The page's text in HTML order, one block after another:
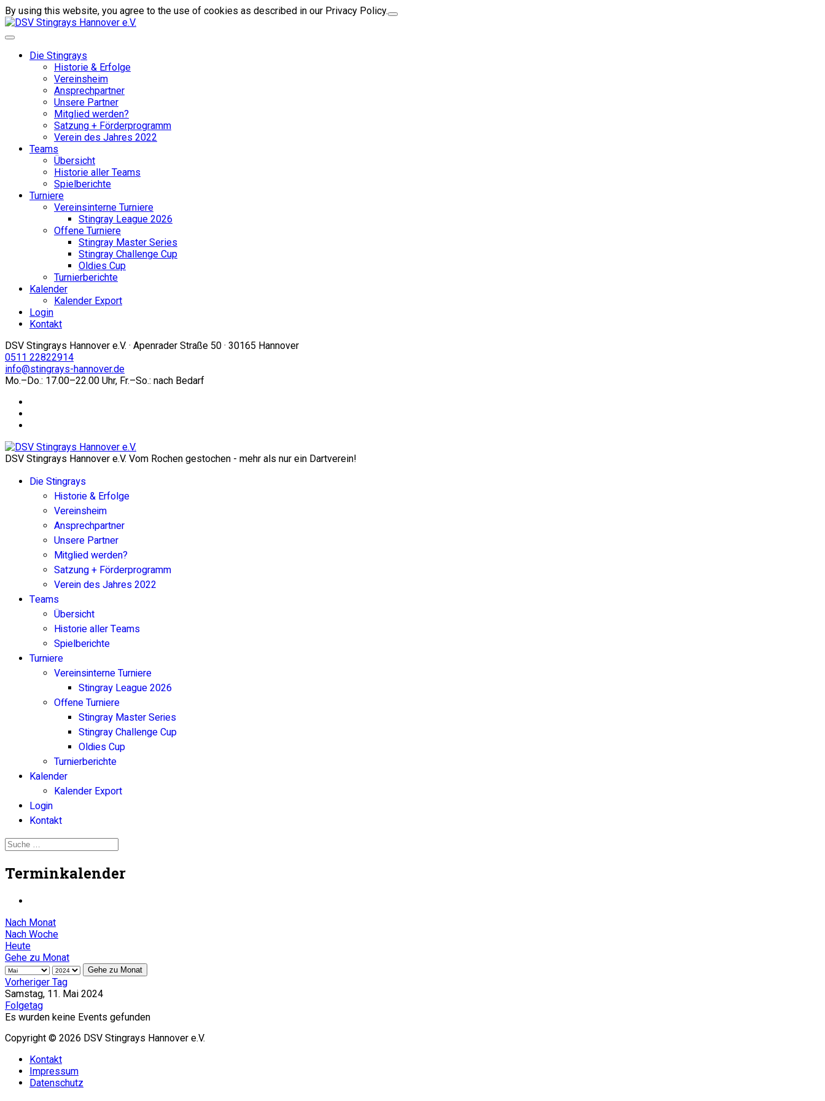
By using this website, you agree to the use of cookies as described in our Privacy Policy.
Die Stingrays
Historie & Erfolge
Vereinsheim
Ansprechpartner
Unsere Partner
Mitglied werden?
Satzung + Förderprogramm
Verein des Jahres 2022
Teams
Übersicht
Historie aller Teams
Spielberichte
Turniere
Vereinsinterne Turniere
Stingray League 2026
Offene Turniere
Stingray Master Series
Stingray Challenge Cup
Oldies Cup
Turnierberichte
Kalender
Kalender Export
Login
Kontakt
DSV Stingrays Hannover e.V. · Apenrader Straße 50 · 30165 Hannover
0511 22822914
info@stingrays-hannover.de
Mo.–Do.: 17.00–22.00 Uhr, Fr.–So.: nach Bedarf
DSV Stingrays Hannover e.V. Vom Rochen gestochen - mehr als nur ein Dartverein!
Die Stingrays
Historie & Erfolge
Vereinsheim
Ansprechpartner
Unsere Partner
Mitglied werden?
Satzung + Förderprogramm
Verein des Jahres 2022
Teams
Übersicht
Historie aller Teams
Spielberichte
Turniere
Vereinsinterne Turniere
Stingray League 2026
Offene Turniere
Stingray Master Series
Stingray Challenge Cup
Oldies Cup
Turnierberichte
Kalender
Kalender Export
Login
Kontakt
Terminkalender
Nach Monat
Nach Woche
Heute
Gehe zu Monat
Gehe zu Monat
Vorheriger Tag
Samstag, 11. Mai 2024
Folgetag
Es wurden keine Events gefunden
Copyright © 2026 DSV Stingrays Hannover e.V.
Kontakt
Impressum
Datenschutz